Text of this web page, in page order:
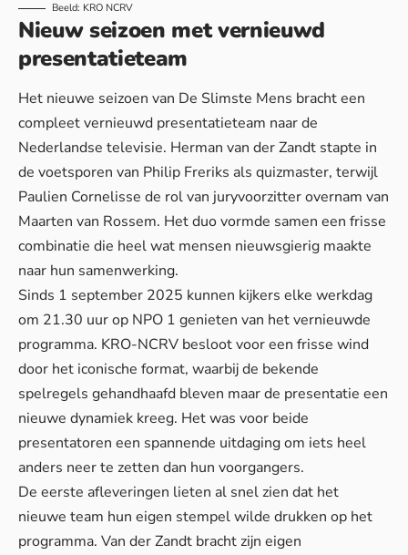
Beeld: KRO NCRV
Nieuw seizoen met vernieuwd
presentatieteam
Het nieuwe seizoen van De Slimste Mens bracht een
compleet vernieuwd presentatieteam naar de
Nederlandse televisie. Herman van der Zandt stapte in
de voetsporen van Philip Freriks als quizmaster, terwijl
Paulien Cornelisse de rol van juryvoorzitter overnam van
Maarten van Rossem. Het duo vormde samen een frisse
combinatie die heel wat mensen nieuwsgierig maakte
naar hun samenwerking.
Sinds 1 september 2025 kunnen kijkers elke werkdag
om 21.30 uur op NPO 1 genieten van het vernieuwde
programma. KRO-NCRV besloot voor een frisse wind
door het iconische format, waarbij de bekende
spelregels gehandhaafd bleven maar de presentatie een
nieuwe dynamiek kreeg. Het was voor beide
presentatoren een spannende uitdaging om iets heel
anders neer te zetten dan hun voorgangers.
De eerste afleveringen lieten al snel zien dat het
nieuwe team hun eigen stempel wilde drukken op het
programma. Van der Zandt bracht zijn eigen